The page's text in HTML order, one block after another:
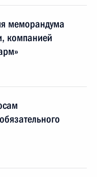
меморандума
компанией